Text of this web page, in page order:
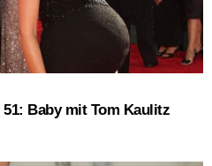
Baby mit Tom Kaulitz